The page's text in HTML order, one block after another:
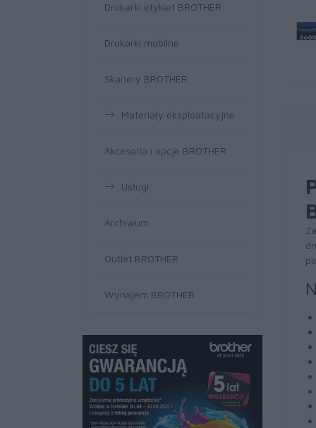
Drukarki etykiet BROTHER
Drukarki mobilne
Skanery BROTHER
Materiały eksploatacyjne
Akcesoria i opcje BROTHER
Usługi
Archiwum
Outlet BROTHER
Wynajem BROTHER